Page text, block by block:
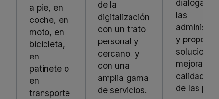
a pie, en
coche, en
moto, en
bicicleta,
en
patinete o
en
transporte
de la
digitalización
con un trato
personal y
cercano, y
con una
amplia gama
de servicios.
las
y
mejorar la
calidad de
de las